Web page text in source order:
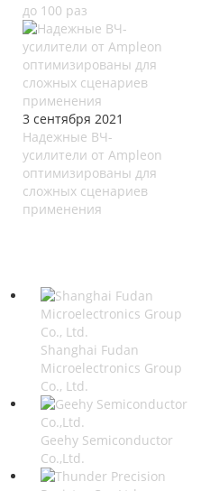
до 100 раз
3 сентября 2021
Надежные ВЧ-
усилители от Ampleon
оптимизированы для
сложных сценариев
применения
Shanghai Fudan
Microelectronics Group
Co., Ltd.
Geehy Semiconductor
Co.,Ltd.